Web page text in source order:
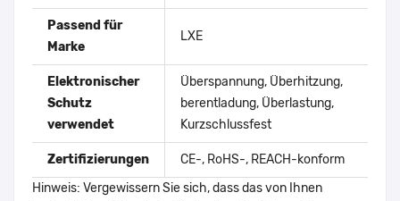
Passend für
Marke
LXE
Elektronischer
Schutz
verwendet
Überspannung, Überhitzung,
berentladung, Überlastung,
Kurzschlussfest
Zertifizierungen
CE-, RoHS-, REACH-konform
Hinweis: Vergewissern Sie sich, dass das von Ihnen